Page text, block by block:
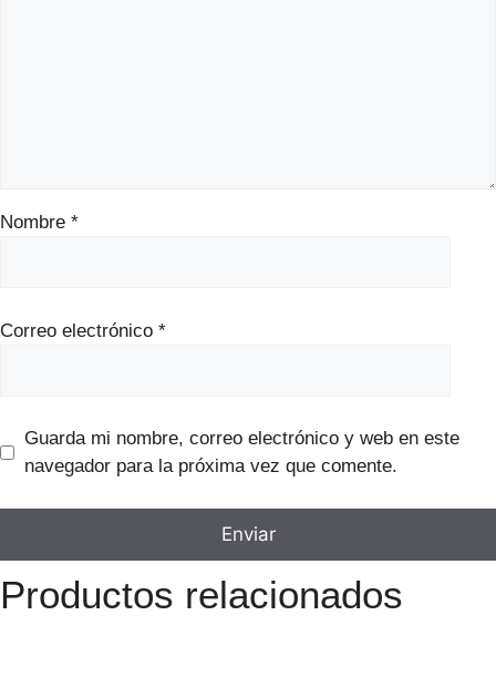
Nombre *
Correo electrónico *
Guarda mi nombre, correo electrónico y web en este
navegador para la próxima vez que comente.
Productos relacionados